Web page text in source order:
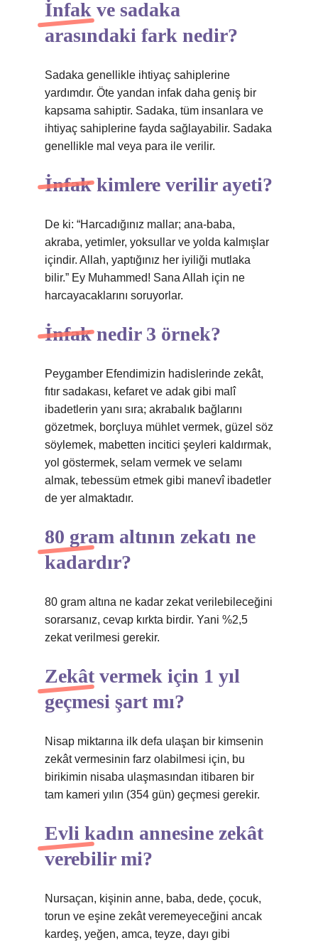
İnfak ve sadaka
arasındaki fark nedir?
Sadaka genellikle ihtiyaç sahiplerine
yardımdır. Öte yandan infak daha geniş bir
kapsama sahiptir. Sadaka, tüm insanlara ve
ihtiyaç sahiplerine fayda sağlayabilir. Sadaka
genellikle mal veya para ile verilir.
İnfak kimlere verilir ayeti?
De ki: “Harcadığınız mallar; ana-baba,
akraba, yetimler, yoksullar ve yolda kalmışlar
içindir. Allah, yaptığınız her iyiliği mutlaka
bilir.” Ey Muhammed! Sana Allah için ne
harcayacaklarını soruyorlar.
İnfak nedir 3 örnek?
Peygamber Efendimizin hadislerinde zekât,
fıtır sadakası, kefaret ve adak gibi malî
ibadetlerin yanı sıra; akrabalık bağlarını
gözetmek, borçluya mühlet vermek, güzel söz
söylemek, mabetten incitici şeyleri kaldırmak,
yol göstermek, selam vermek ve selamı
almak, tebessüm etmek gibi manevî ibadetler
de yer almaktadır.
80 gram altının zekatı ne
kadardır?
80 gram altına ne kadar zekat verilebileceğini
sorarsanız, cevap kırkta birdir. Yani %2,5
zekat verilmesi gerekir.
Zekât vermek için 1 yıl
geçmesi şart mı?
Nisap miktarına ilk defa ulaşan bir kimsenin
zekât vermesinin farz olabilmesi için, bu
birikimin nisaba ulaşmasından itibaren bir
tam kameri yılın (354 gün) geçmesi gerekir.
Evli kadın annesine zekât
verebilir mi?
Nursaçan, kişinin anne, baba, dede, çocuk,
torun ve eşine zekât veremeyeceğini ancak
kardeş, yeğen, amca, teyze, dayı gibi